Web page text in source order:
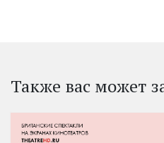
Также вас может